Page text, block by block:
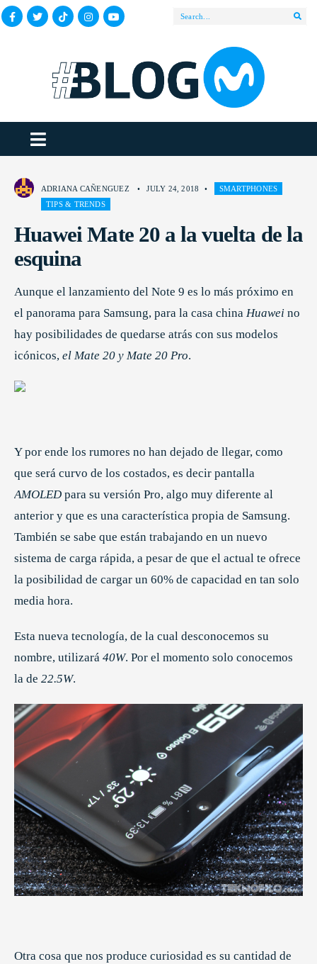
ADRIANA CAÑENGUEZ • JULY 24, 2018 •
SMARTPHONES
TIPS & TRENDS
Huawei Mate 20 a la vuelta de la
esquina
Aunque el lanzamiento del Note 9 es lo más próximo en
el panorama para Samsung, para la casa china Huawei no
hay posibilidades de quedarse atrás con sus modelos
icónicos, el Mate 20 y Mate 20 Pro.
Y por ende los rumores no han dejado de llegar, como
que será curvo de los costados, es decir pantalla
AMOLED para su versión Pro, algo muy diferente al
anterior y que es una característica propia de Samsung.
También se sabe que están trabajando en un nuevo
sistema de carga rápida, a pesar de que el actual te ofrece
la posibilidad de cargar un 60% de capacidad en tan solo
media hora.
Esta nueva tecnología, de la cual desconocemos su
nombre, utilizará 40W. Por el momento solo conocemos
la de 22.5W.
Otra cosa que nos produce curiosidad es su cantidad de